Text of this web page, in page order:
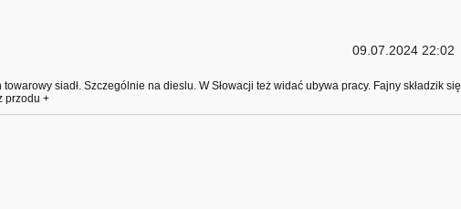
09.07.2024 22:02
siadł. Szczególnie na dieslu. W Słowacji też widać ubywa pracy. Fajny składzik się
przodu +